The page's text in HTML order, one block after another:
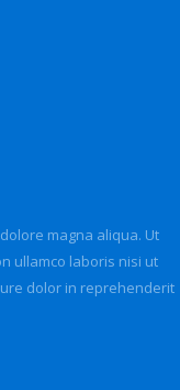
magna aliqua. Ut
ullamco laboris nisi ut
dolor in reprehenderit